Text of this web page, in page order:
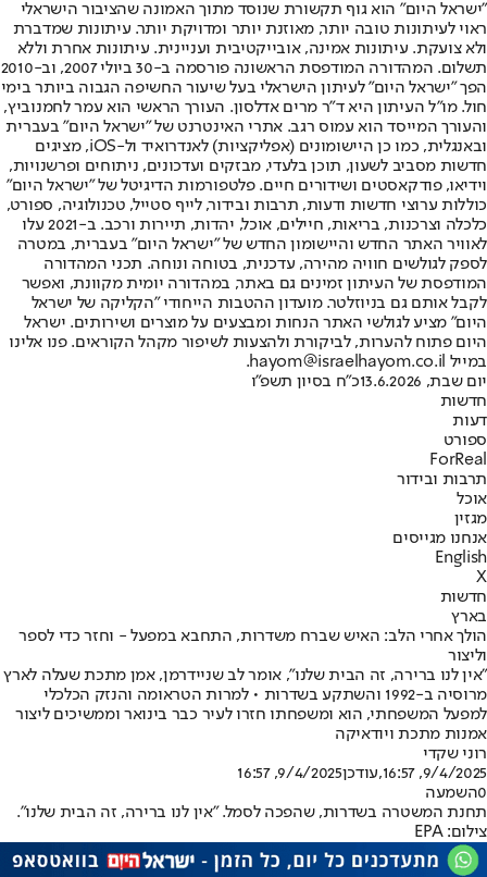
"ישראל היום" הוא גוף תקשורת שנוסד מתוך האמונה שהציבור הישראלי
ראוי לעיתונות טובה יותר, מאוזנת יותר ומדויקת יותר. עיתונות שמדברת
ולא צועקת. עיתונות אמינה, אובייקטיבית ועניינית. עיתונות אחרת וללא
תשלום. המהדורה המודפסת הראשונה פורסמה ב-30 ביולי 2007, וב-2010
הפך "ישראל היום" לעיתון הישראלי בעל שיעור החשיפה הגבוה ביותר בימי
חול. מו"ל העיתון היא ד"ר מרים אדלסון. העורך הראשי הוא עמר לחמנוביץ,
והעורך המייסד הוא עמוס רגב. אתרי האינטרנט של "ישראל היום" בעברית
ובאנגלית, כמו כן היישומונים (אפליקציות) לאנדרואיד ול-iOS, מציגים
חדשות מסביב לשעון, תוכן בלעדי, מבזקים ועדכונים, ניתוחים ופרשנויות,
וידיאו, פודקאסטים ושידורים חיים. פלטפורמות הדיגיטל של "ישראל היום"
כוללות ערוצי חדשות ודעות, תרבות ובידור, לייף סטייל, טכנולוגיה, ספורט,
כלכלה וצרכנות, בריאות, חיילים, אוכל, יהדות, תיירות ורכב. ב-2021 עלו
לאוויר האתר החדש והיישומון החדש של "ישראל היום" בעברית, במטרה
לספק לגולשים חוויה מהירה, עדכנית, בטוחה ונוחה. תכני המהדורה
המודפסת של העיתון זמינים גם באתר, במהדורה יומית מקוונת, ואפשר
לקבל אותם גם בניוזלטר. מועדון ההטבות הייחודי "הקליקה של ישראל
היום" מציע לגולשי האתר הנחות ומבצעים על מוצרים ושירותים. ישראל
היום פתוח להערות, לביקורת ולהצעות לשיפור מקהל הקוראים. פנו אלינו
במייל hayom@israelhayom.co.il.
יום שבת, 13.6.2026
כ"ח בסיון תשפ"ו
חדשות
דעות
ספורט
ForReal
תרבות ובידור
אוכל
מגזין
אנחנו מגייסים
English
X
חדשות
בארץ
הולך אחרי הלב: האיש שברח משדרות, התחבא במפעל - וחזר כדי לספר
וליצור
"אין לנו ברירה, זה הבית שלנו", אומר לב שניידרמן, אמן מתכת שעלה לארץ
מרוסיה ב-1992 והשתקע בשדרות • למרות הטראומה והנזק הכלכלי
למפעל המשפחתי, הוא ומשפחתו חזרו לעיר כבר בינואר וממשיכים ליצור
אמנות מתכת ויודאיקה
רוני שקדי
9/4/2025, 16:57
,עודכן9/4/2025, 16:57
0השמעה
תחנת המשטרה בשדרות, שהפכה לסמל. "אין לנו ברירה, זה הבית שלנו".
צילום: EPA